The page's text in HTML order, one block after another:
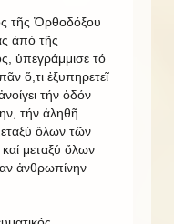
τῆς Ὀρθοδόξου
ἀπό τῆς
ὑπεγράμμισε τό
ὅ,τι ἐξυπηρετεῖ
τήν ὁδόν
τήν ἀληθῆ
ὅλων τῶν
μεταξύ ὅλων
ἀνθρωπίνην